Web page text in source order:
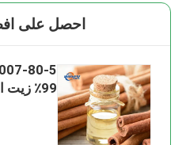
احصل على
99٪ زيت القرفة للنكهة الغذائية